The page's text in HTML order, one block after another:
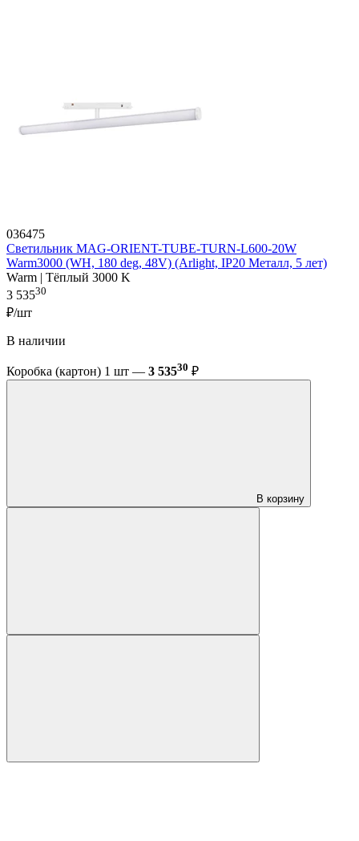
036475
Светильник MAG-ORIENT-TUBE-TURN-L600-20W
Warm3000 (WH, 180 deg, 48V) (Arlight, IP20 Металл, 5 лет)
Warm | Тёплый 3000 K
3 53530
₽/шт
В наличии
Коробка (картон) 1 шт — 3 53530 ₽
В корзину